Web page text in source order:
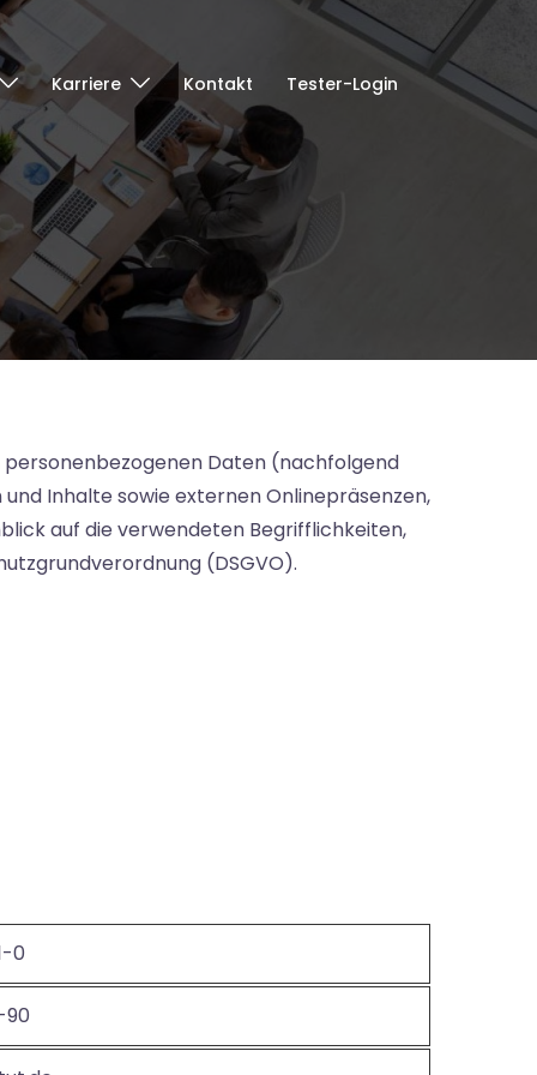
Karriere Kontakt Tester-Login
Daten (nachfolgend
Inhalte sowie externen Onlinepräsenzen,
auf die verwendeten Begrifflichkeiten,
(DSGVO).
0
90